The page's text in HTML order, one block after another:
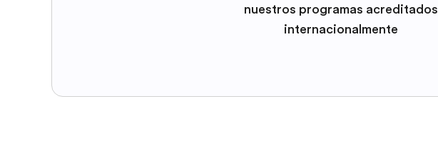
nuestros programas acreditados
internacionalmente